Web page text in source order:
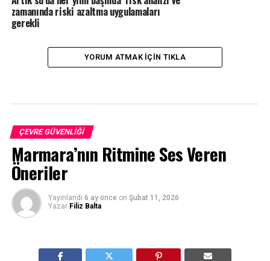
zamanında riski azaltma uygulamaları
gerekli
YORUM ATMAK IÇIN TIKLA
ÇEVRE GÜVENLIĞI
Marmara’nın Ritmine Ses Veren
Öneriler
Yayınlandı 6 ay önce on Şubat 11, 2026
Yazar Filiz Balta